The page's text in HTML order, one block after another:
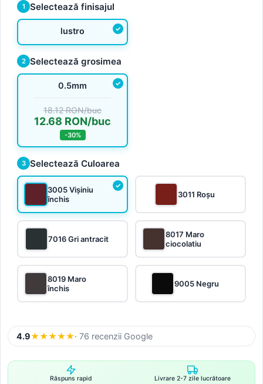
1 Selectează finisajul
lustro
2 Selectează grosimea
0.5mm
18.12 RON/buc
12.68 RON/buc
-30%
3 Selectează Culoarea
3005 Vișiniu
închis
3011 Roșu
7016 Gri antracit
8017 Maro
ciocolatiu
8019 Maro
închis
9005 Negru
4.9★★★★★· 76 recenzii Google
Răspuns rapid Livrare 2-7 zile lucrătoare